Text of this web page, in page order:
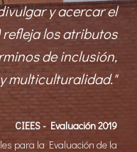
y acercar el
los atributos
de inclusión,
multiculturalidad."
CIEES - Evaluación 2019
para la Evaluación de la